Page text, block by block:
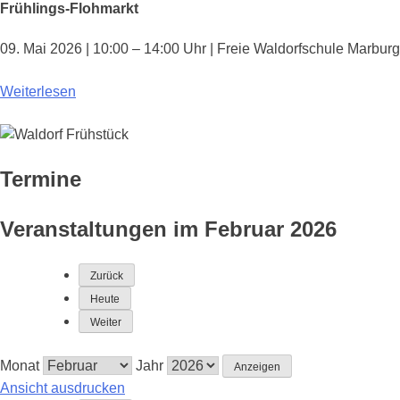
Frühlings-Flohmarkt
09. Mai 2026 | 10:00 – 14:00 Uhr | Freie Waldorfschule Marburg
Weiterlesen
Termine
Veranstaltungen im Februar 2026
Zurück
Heute
Weiter
Monat
Jahr
Ansichtausdrucken